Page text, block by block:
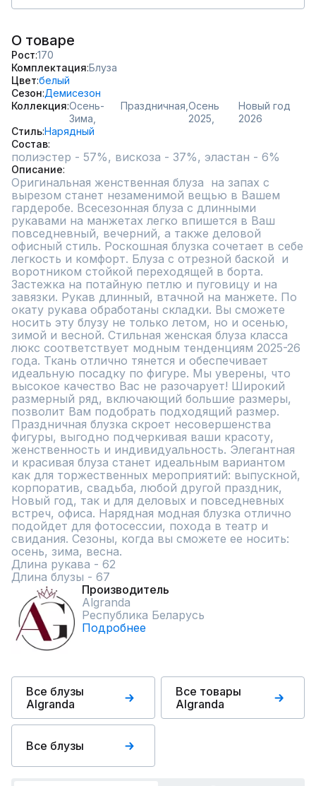
О товаре
Рост 170
Комплектация Блуза
Цвет белый
Сезон Демисезон
Коллекция Осень-
Зима,
Праздничная,Осень
2025,
Новый год
2026
СтильНарядный
Состав
полиэстер - 57%, вискоза - 37%, эластан - 6%
Описание
Оригинальная женственная блуза  на запах с
вырезом станет незаменимой вещью в Вашем
гардеробе. Всесезонная блуза с длинными
рукавами на манжетах легко впишется в Ваш
повседневный, вечерний, а также деловой
офисный стиль. Роскошная блузка сочетает в себе
легкость и комфорт. Блуза с отрезной баской  и
воротником стойкой переходящей в борта.
Застежка на потайную петлю и пуговицу и на
завязки. Рукав длинный, втачной на манжете. По
окату рукава обработаны складки. Вы сможете
носить эту блузу не только летом, но и осенью,
зимой и весной. Стильная женская блуза класса
люкс соответствует модным тенденциям 2025-26
года. Ткань отлично тянется и обеспечивает
идеальную посадку по фигуре. Мы уверены, что
высокое качество Вас не разочарует! Широкий
размерный ряд, включающий большие размеры,
позволит Вам подобрать подходящий размер.
Праздничная блузка скроет несовершенства
фигуры, выгодно подчеркивая ваши красоту,
женственность и индивидуальность. Элегантная
и красивая блуза станет идеальным вариантом
как для торжественных мероприятий: выпускной,
корпоратив, свадьба, любой другой праздник,
Новый год, так и для деловых и повседневных
встреч, офиса. Нарядная модная блузка отлично
подойдет для фотосессии, похода в театр и
свидания. Сезоны, когда вы сможете ее носить:
осень, зима, весна.
Длина рукава - 62
Длина блузы - 67
Производитель
Algranda
Республика Беларусь
Подробнее
Все блузы
Algranda
Все товары
Algranda
Все блузы